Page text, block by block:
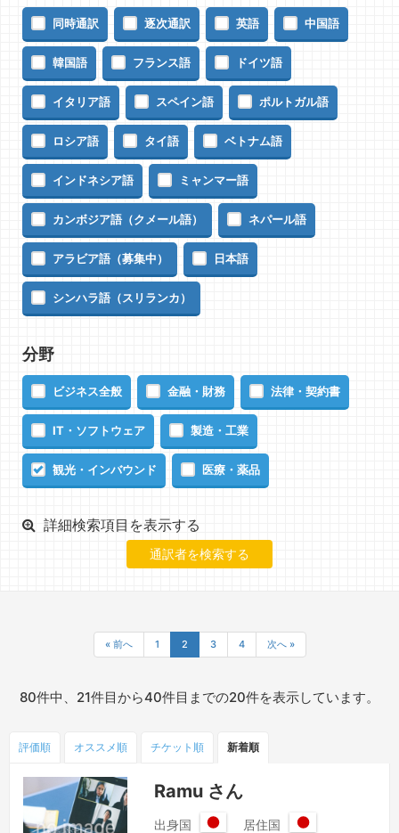
同時通訳 逐次通訳 英語 中国語
韓国語 フランス語 ドイツ語
イタリア語 スペイン語 ポルトガル語
ロシア語 タイ語 ベトナム語
インドネシア語 ミャンマー語
カンボジア語（クメール語） ネパール語
アラビア語（募集中） 日本語
シンハラ語（スリランカ）
分野
ビジネス全般 金融・財務 法律・契約書
IT・ソフトウェア 製造・工業
観光・インバウンド 医療・薬品
詳細検索項目を表示する
« 前へ 1 2 3 4 次へ »
80件中、21件目から40件目までの20件を表示しています。
評価順 オススメ順 チケット 順 新着順
Ramu さん
出身国 居住国